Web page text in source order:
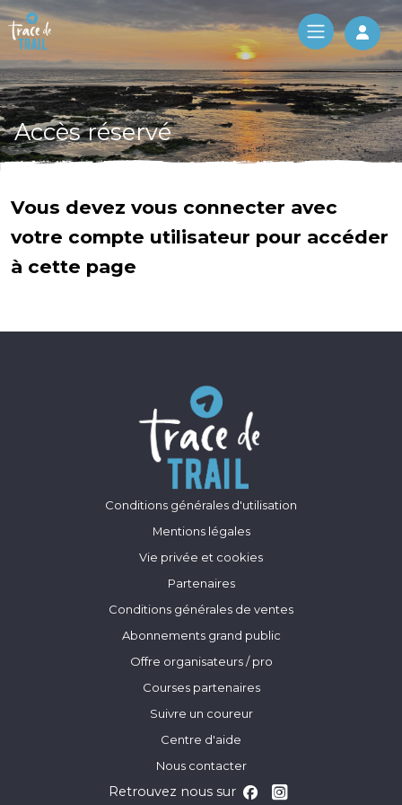
Log
Accès réservé
Vous devez vous connecter avec
votre compte utilisateur pour accéder
à cette page
Conditions générales d'utilisation
Mentions légales
Vie privée et cookies
Partenaires
Conditions générales de ventes
Abonnements grand public
Offre organisateurs / pro
Courses partenaires
Suivre un coureur
Centre d'aide
Nous contacter
Retrouvez nous sur